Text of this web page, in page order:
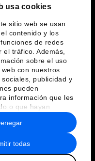
usa cookies
sitio web se usan
contenido y los
de redes
tráfico. Además,
sobre el uso
con nuestros
publicidad y
pueden
información que les
o que hayan
uso que haya
todas
de uso